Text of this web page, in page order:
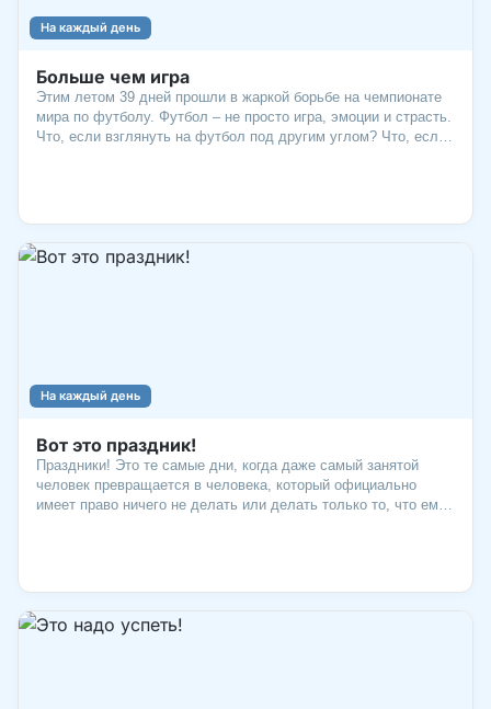
На каждый день
Больше чем игра
Этим летом 39 дней прошли в жаркой борьбе на чемпионате
мира по футболу. Футбол – не просто игра, эмоции и страсть.
Что, если взглянуть на футбол под другим углом? Что, если
На каждый день
Вот это праздник!
Праздники! Это те самые дни, когда даже самый занятой
человек превращается в человека, который официально
имеет право ничего не делать или делать только то, что ему